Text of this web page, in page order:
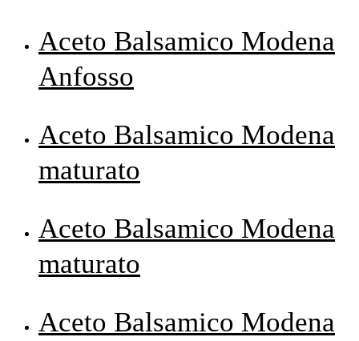
Aceto Balsamico Modena
Anfosso
Aceto Balsamico Modena
maturato
Aceto Balsamico Modena
maturato
Aceto Balsamico Modena